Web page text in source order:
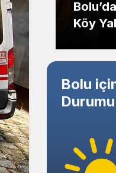
Köy
Bolu
Durumu